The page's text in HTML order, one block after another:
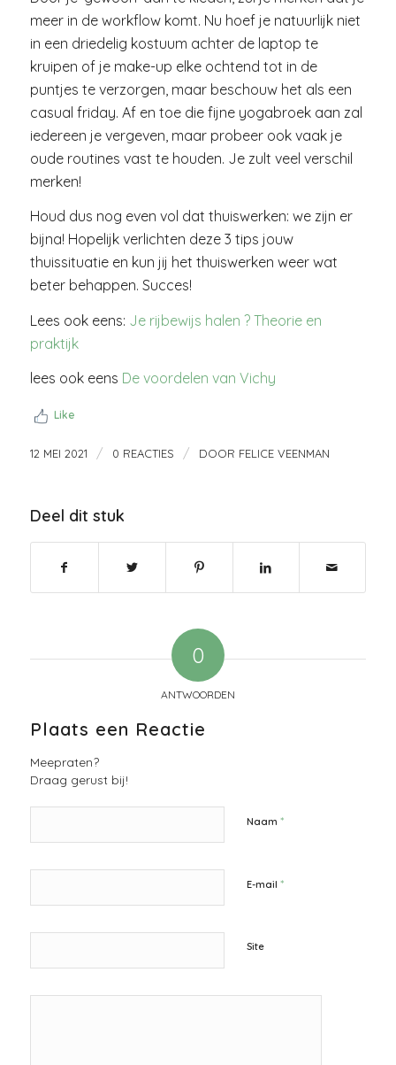
meer in de workflow komt. Nu hoef je natuurlijk niet
in een driedelig kostuum achter de laptop te
kruipen of je make-up elke ochtend tot in de
puntjes te verzorgen, maar beschouw het als een
casual friday. Af en toe die fijne yogabroek aan zal
iedereen je vergeven, maar probeer ook vaak je
oude routines vast te houden. Je zult veel verschil
merken!
Houd dus nog even vol dat thuiswerken: we zijn er
bijna! Hopelijk verlichten deze 3 tips jouw
thuissituatie en kun jij het thuiswerken weer wat
beter behappen. Succes!
Lees ook eens: Je rijbewijs halen ? Theorie en
praktijk
lees ook eens De voordelen van Vichy
Like
12 MEI 2021 / 0 REACTIES / DOOR FELICE VEENMAN
Deel dit stuk
0
ANTWOORDEN
Plaats een Reactie
Meepraten?
Draag gerust bij!
Naam *
E-mail *
Site